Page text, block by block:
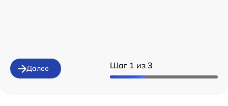
Шаг 1 из 3
Далее